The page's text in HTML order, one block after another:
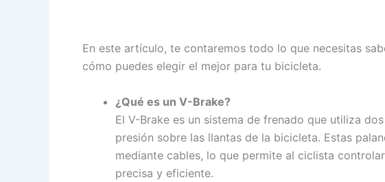
En este artículo, te contaremos todo lo que necesitas
cómo puedes elegir el mejor para tu bicicleta.
¿Qué es un V-Brake?
El V-Brake es un sistema de frenado que utiliza
presión sobre las llantas de la bicicleta. Estas
mediante cables, lo que permite al ciclista
precisa y eficiente.